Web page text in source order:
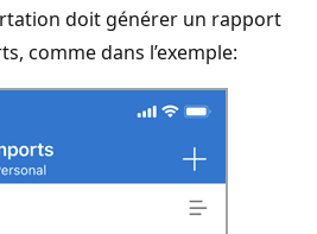
doit générer un rapport
comme dans l’exemple: